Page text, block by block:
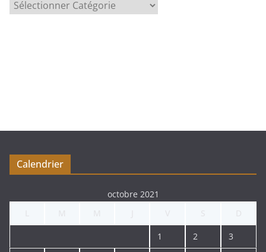
Calendrier
octobre 2021
1 2 3